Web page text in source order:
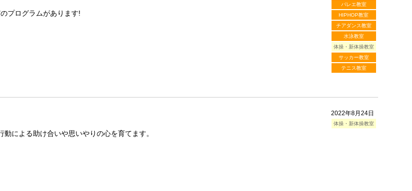
バレエ教室
HIPHOP教室
チアダンス教室
水泳教室
体操・新体操教室
サッカー教室
テニス教室
プログラムがあります!
2022年8月24日
体操・新体操教室
による助け合いや思いやりの心を育てます。